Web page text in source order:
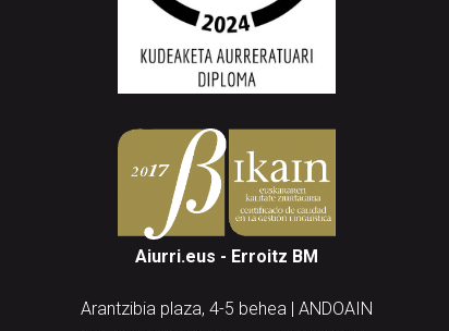
Aiurri.eus - Erroitz BM
Arantzibia plaza, 4-5 behea | ANDOAIN